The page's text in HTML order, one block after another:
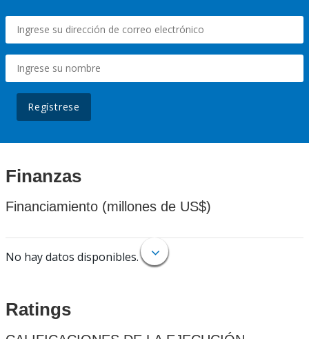
Regístrese
Finanzas
Financiamiento (millones de US$)
No hay datos disponibles.
Ratings